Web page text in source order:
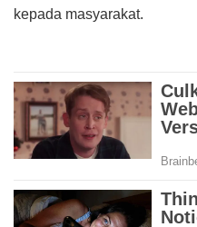
kepada masyarakat.